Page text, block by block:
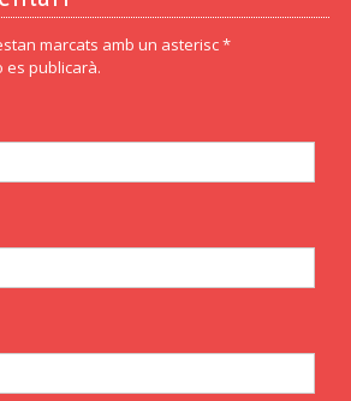
marcats amb un asterisc *
es publicarà.